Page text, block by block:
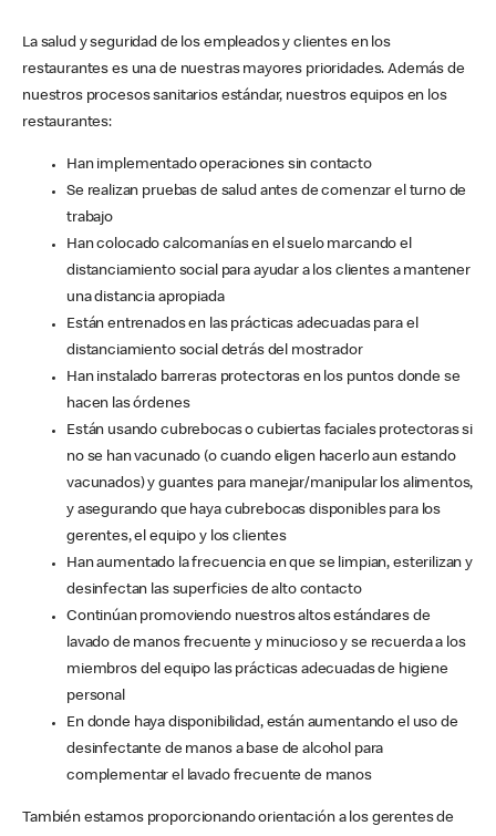
La salud y seguridad de los empleados y clientes en los
restaurantes es una de nuestras mayores prioridades. Además de
nuestros procesos sanitarios estándar, nuestros equipos en los
restaurantes:
Han implementado operaciones sin contacto
Se realizan pruebas de salud antes de comenzar el turno de
trabajo
Han colocado calcomanías en el suelo marcando el
distanciamiento social para ayudar a los clientes a mantener
una distancia apropiada
Están entrenados en las prácticas adecuadas para el
distanciamiento social detrás del mostrador
Han instalado barreras protectoras en los puntos donde se
hacen las órdenes
Están usando cubrebocas o cubiertas faciales protectoras si
no se han vacunado (o cuando eligen hacerlo aun estando
vacunados) y guantes para manejar/manipular los alimentos,
y asegurando que haya cubrebocas disponibles para los
gerentes, el equipo y los clientes
Han aumentado la frecuencia en que se limpian, esterilizan y
desinfectan las superficies de alto contacto
Continúan promoviendo nuestros altos estándares de
lavado de manos frecuente y minucioso y se recuerda a los
miembros del equipo las prácticas adecuadas de higiene
personal
En donde haya disponibilidad, están aumentando el uso de
desinfectante de manos a base de alcohol para
complementar el lavado frecuente de manos
También estamos proporcionando orientación a los gerentes de